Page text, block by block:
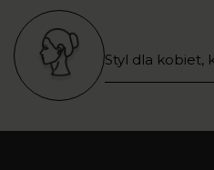
Styl dla kobiet,